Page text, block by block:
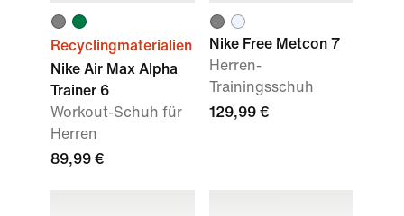
Recyclingmaterialien
Nike Air Max Alpha
Trainer 6
Workout-Schuh für
Herren
89,99 €
Nike Free Metcon 7
Herren-
Trainingsschuh
129,99 €